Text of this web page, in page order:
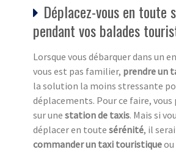
Déplacez-vous en toute
pendant vos balades
Lorsque vous débarquer dans un
vous est pas familier, prendre un
la solution la moins stressante
déplacements. Pour ce faire, vous
sur une station de taxis. Mais si
déplacer en toute sérénité, il
commander un taxi touristiqueou